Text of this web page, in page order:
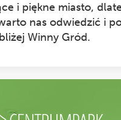
i piękne miasto,
nas odwiedzić i
bliżej Winny Gród.